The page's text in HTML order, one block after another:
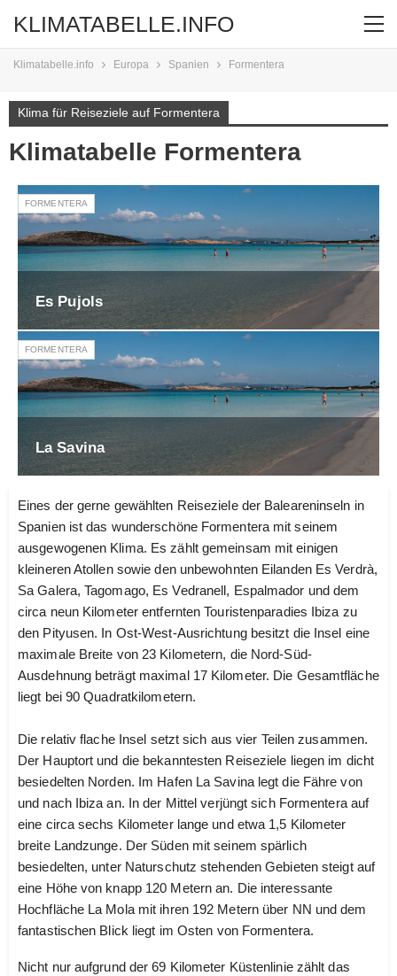
KLIMATABELLE.INFO
Klimatabelle.info Europa Spanien Formentera
Klima für Reiseziele auf Formentera
Klimatabelle Formentera
FORMENTERA
Es Pujols
FORMENTERA
La Savina
Eines der gerne gewählten Reiseziele der Baleareninseln in
Spanien ist das wunderschöne Formentera mit seinem
ausgewogenen Klima. Es zählt gemeinsam mit einigen
kleineren Atollen sowie den unbewohnten Eilanden Es Verdrà,
Sa Galera, Tagomago, Es Vedranell, Espalmador und dem
circa neun Kilometer entfernten Touristenparadies Ibiza zu
den Pityusen. In Ost-West-Ausrichtung besitzt die Insel eine
maximale Breite von 23 Kilometern, die Nord-Süd-
Ausdehnung beträgt maximal 17 Kilometer. Die Gesamtfläche
liegt bei 90 Quadratkilometern.
Die relativ flache Insel setzt sich aus vier Teilen zusammen.
Der Hauptort und die bekanntesten Reiseziele liegen im dicht
besiedelten Norden. Im Hafen La Savina legt die Fähre von
und nach Ibiza an. In der Mittel verjüngt sich Formentera auf
eine circa sechs Kilometer lange und etwa 1,5 Kilometer
breite Landzunge. Der Süden mit seinem spärlich
besiedelten, unter Naturschutz stehenden Gebieten steigt auf
eine Höhe von knapp 120 Metern an. Die interessante
Hochfläche La Mola mit ihren 192 Metern über NN und dem
fantastischen Blick liegt im Osten von Formentera.
Nicht nur aufgrund der 69 Kilometer Küstenlinie zählt das